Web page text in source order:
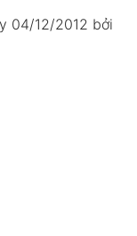
04/12/2012 bởi